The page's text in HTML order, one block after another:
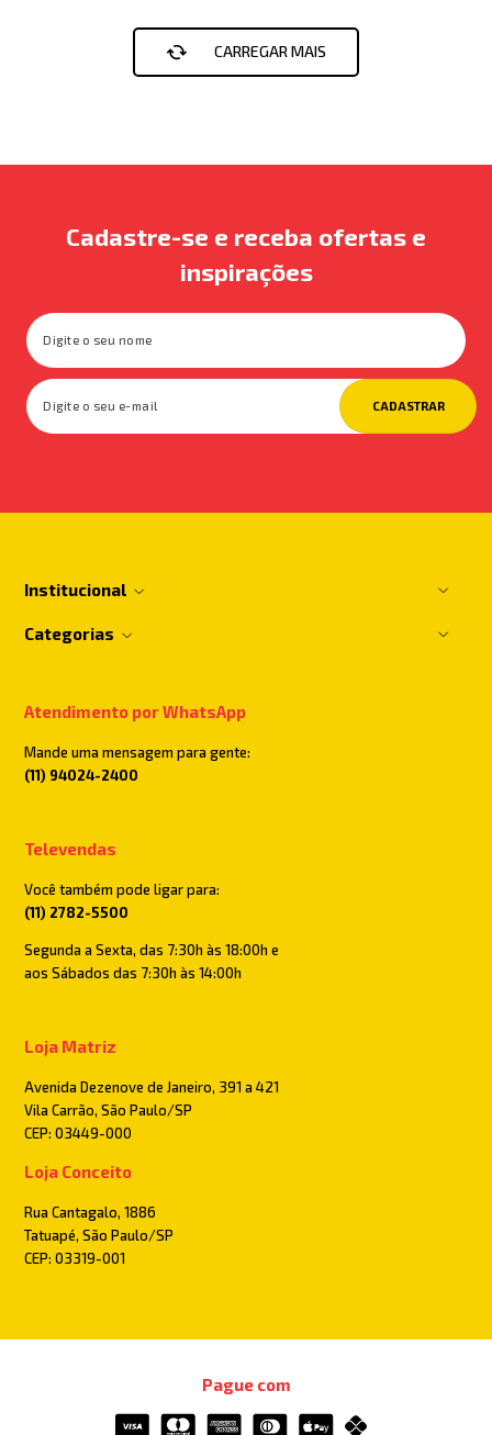
Cadastre-se e receba ofertas e
inspirações
CADASTRAR
Institucional
Categorias
Atendimento por WhatsApp
Mande uma mensagem para gente:
(11) 94024-2400
Televendas
Você também pode ligar para:
(11) 2782-5500
Segunda a Sexta, das 7:30h às 18:00h e
aos Sábados das 7:30h às 14:00h
Loja Matriz
Avenida Dezenove de Janeiro, 391 a 421
Vila Carrão, São Paulo/SP
CEP: 03449-000
Loja Conceito
Rua Cantagalo, 1886
Tatuapé, São Paulo/SP
CEP: 03319-001
Pague com